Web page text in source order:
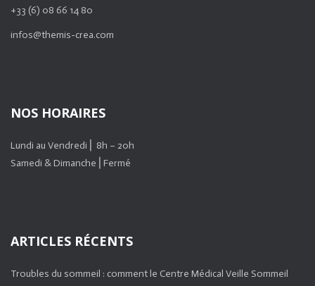
+33 (6) 08 66 14 80
infos@themis-crea.com
NOS HORAIRES
Lundi au Vendredi ⎜ 8h – 20h
Samedi & Dimanche ⎜Fermé
ARTICLES RÉCENTS
Troubles du sommeil : comment le Centre Médical Veille Sommeil